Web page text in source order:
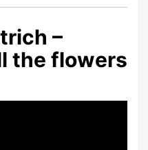
–
the flowers